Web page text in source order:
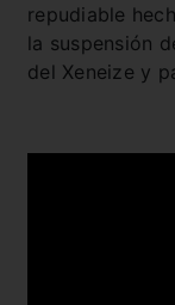
repudiable
la suspensión
del Xeneize y